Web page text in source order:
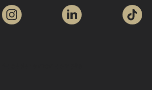
Accéder à mon compte